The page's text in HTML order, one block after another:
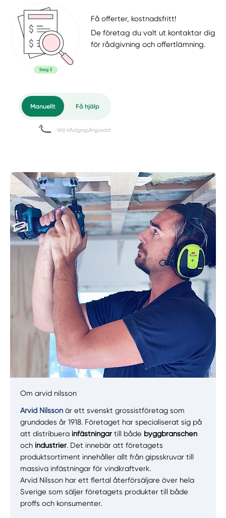
Få offerter, kostnadsfritt!
De företag du valt ut kontaktar dig
för rådgivning och offertlämning.
Manuellt Få hjälp
Välj tillvägagångssätt
Om arvid nilsson
Arvid Nilsson är ett svenskt grossistföretag som
grundades år 1918. Företaget har specialiserat sig på
att distribuera infästningar till både byggbranschen
och industrier. Det innebär att företagets
produktsortiment innehåller allt från gipsskruvar till
massiva infästningar för vindkraftverk.
Arvid Nilsson har ett flertal återförsäljare över hela
Sverige som säljer företagets produkter till både
proffs och konsumenter.